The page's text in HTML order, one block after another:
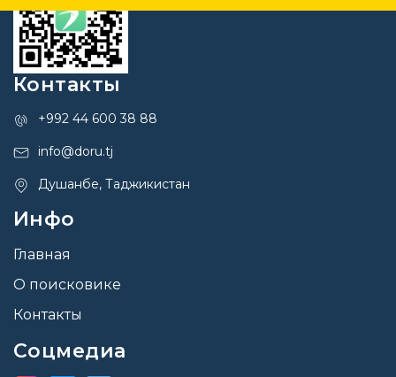
Контакты
+992 44 600 38 88
info@doru.tj
Душанбе, Таджикистан
Инфо
Главная
О поисковике
Контакты
Соцмедиа